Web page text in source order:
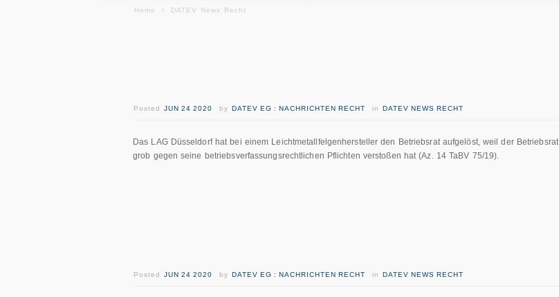
Home / DATEV News Recht
Posted JUN 24 2020 by DATEV EG : NACHRICHTEN RECHT in DATEV NEWS RECHT
Das LAG Düsseldorf hat bei einem Leichtmetallfelgenhersteller den Betriebsrat aufgelöst, weil der Betriebsrat
grob gegen seine betriebsverfassungsrechtlichen Pflichten verstoßen hat (Az. 14 TaBV 75/19).
Posted JUN 24 2020 by DATEV EG : NACHRICHTEN RECHT in DATEV NEWS RECHT